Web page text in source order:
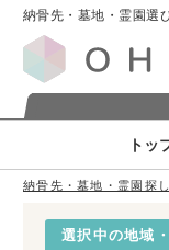
納骨先・墓地・霊園選
トッ
納骨先・墓地・霊園探
選択中の地域